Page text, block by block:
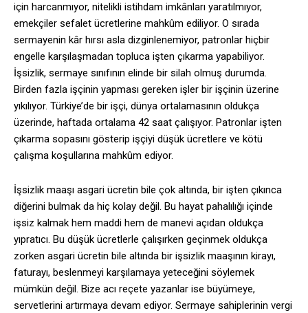
için harcanmıyor, nitelikli istihdam imkânları yaratılmıyor,
emekçiler sefalet ücretlerine mahkûm ediliyor. O sırada
sermayenin kâr hırsı asla dizginlenemiyor, patronlar hiçbir
engelle karşılaşmadan topluca işten çıkarma yapabiliyor.
İşsizlik, sermaye sınıfının elinde bir silah olmuş durumda.
Birden fazla işçinin yapması gereken işler bir işçinin üzerine
yıkılıyor. Türkiye’de bir işçi, dünya ortalamasının oldukça
üzerinde, haftada ortalama 42 saat çalışıyor. Patronlar işten
çıkarma sopasını gösterip işçiyi düşük ücretlere ve kötü
çalışma koşullarına mahkûm ediyor.
İşsizlik maaşı asgari ücretin bile çok altında, bir işten çıkınca
diğerini bulmak da hiç kolay değil. Bu hayat pahalılığı içinde
işsiz kalmak hem maddi hem de manevi açıdan oldukça
yıpratıcı. Bu düşük ücretlerle çalışırken geçinmek oldukça
zorken asgari ücretin bile altında bir işsizlik maaşının kirayı,
faturayı, beslenmeyi karşılamaya yeteceğini söylemek
mümkün değil. Bize acı reçete yazanlar ise büyümeye,
servetlerini artırmaya devam ediyor. Sermaye sahiplerinin vergi